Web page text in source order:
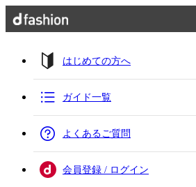
はじめての方へ
ガイド一覧
よくあるご質問
会員登録 / ログイン